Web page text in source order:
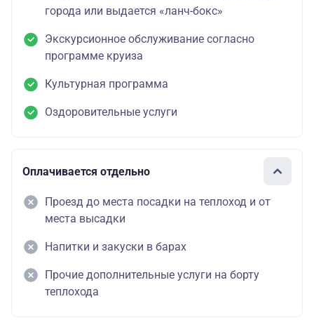
города или выдается «ланч-бокс»
Экскурсионное обслуживание согласно
программе круиза
Культурная программа
Оздоровительные услуги
Оплачивается отдельно
Проезд до места посадки на теплоход и от
места высадки
Напитки и закуски в барах
Прочие дополнительные услуги на борту
теплохода